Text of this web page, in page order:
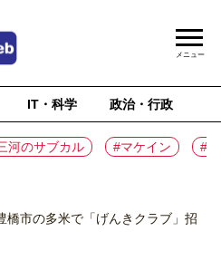
IT・科学 政治・行政
河のサブカル #マケイン #
メニュー
市の多米で「げんきクラブ」招